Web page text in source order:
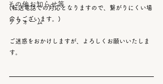
その他お知らせ等
リフォーム
(転送電話での対応となりますので、繋がりにくい場
合もございます。)
ご迷惑をおかけしますが、よろしくお願いいたしま
す。